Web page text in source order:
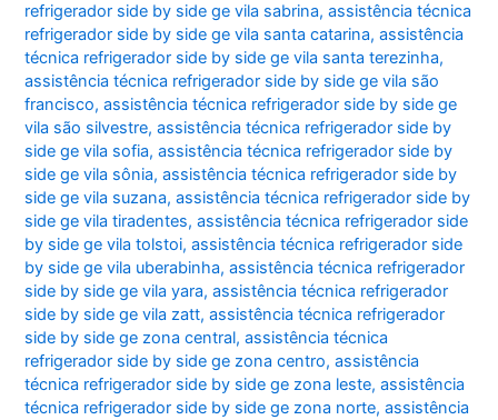
refrigerador side by side ge vila sabrina,assistência técnica
refrigerador side by side ge vila santa catarina,assistência
técnica refrigerador side by side ge vila santa terezinha,
assistência técnica refrigerador side by side ge vila são
francisco,assistência técnica refrigerador side by side ge
vila são silvestre,assistência técnica refrigerador side by
side ge vila sofia,assistência técnica refrigerador side by
side ge vila sônia,assistência técnica refrigerador side by
side ge vila suzana,assistência técnica refrigerador side by
side ge vila tiradentes,assistência técnica refrigerador side
by side ge vila tolstoi,assistência técnica refrigerador side
by side ge vila uberabinha,assistência técnica refrigerador
side by side ge vila yara,assistência técnica refrigerador
side by side ge vila zatt,assistência técnica refrigerador
side by side ge zona central,assistência técnica
refrigerador side by side ge zona centro,assistência
técnica refrigerador side by side ge zona leste,assistência
técnica refrigerador side by side ge zona norte,assistência